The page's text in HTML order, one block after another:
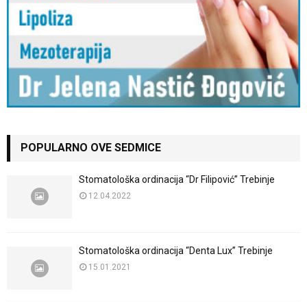
POPULARNO OVE SEDMICE
Stomatološka ordinacija “Dr Filipović” Trebinje
12.04.2022
Stomatološka ordinacija “Denta Lux” Trebinje
15.01.2021